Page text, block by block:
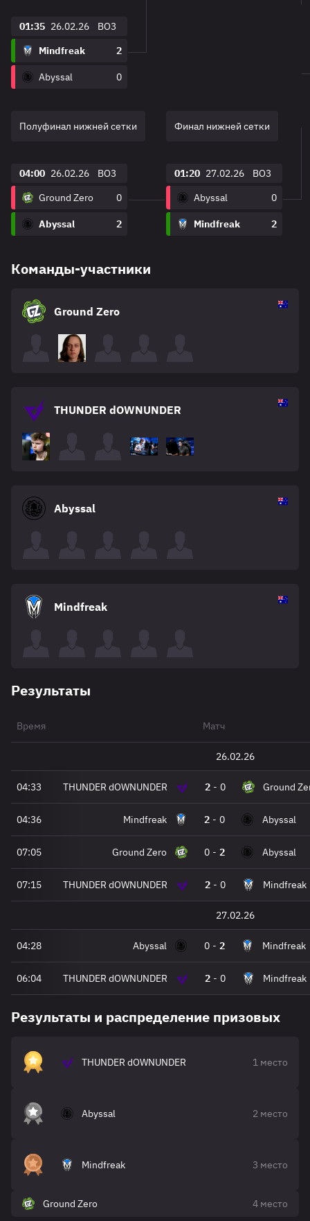
01:35 26.02.26
BO3
Mindfreak
2
Abyssal 0
Полуфинал нижней сетки
04:00 26.02.26
BO3
Ground Zero
0
Abyssal 2
Финал нижней сетки
01:20 27.02.26
BO3
Abyssal
0
Mindfreak 2
Команды-участники
Ground Zero
THUNDER dOWNUNDER
Abyssal
Mindfreak
Результаты
Время Матч
26.02.26
04:33 THUNDER dOWNUNDER 2 - 0 Ground
04:36 Mindfreak 2 - 0 Abyssal
07:05 Ground Zero 0 - 2 Abyssal
07:15 THUNDER dOWNUNDER 2 - 0 Mindfreak
27.02.26
04:28 Abyssal 0 - 2 Mindfreak
06:04 THUNDER dOWNUNDER 2 - 0 Mindfreak
Результаты и распределение призовых
THUNDER dOWNUNDER 1 место
Abyssal 2 место
Mindfreak 3 место
Ground Zero 4 место